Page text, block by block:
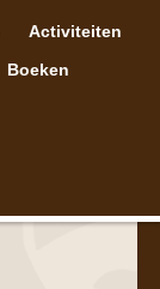
Activiteiten
Boeken